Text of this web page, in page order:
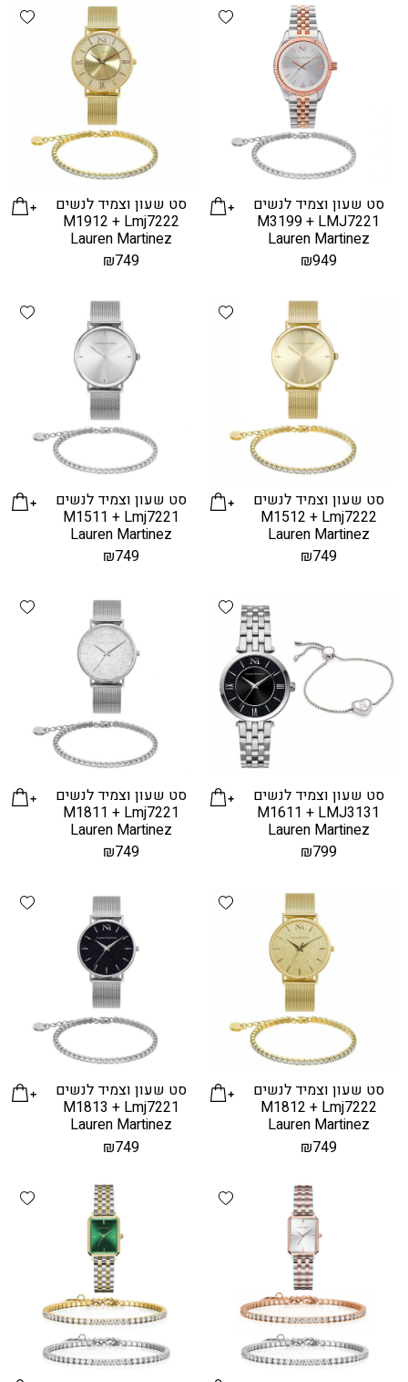
Add wishlist
סט שעון וצמיד לנשים
M3199 + LMJ7221
Lauren Martinez
₪949
סט שעון וצמיד לנשים
M1912 + Lmj7222
Lauren Martinez
₪749
Add wishlist
סט שעון וצמיד לנשים
M1512 + Lmj7222
Lauren Martinez
₪749
סט שעון וצמיד לנשים
M1511 + Lmj7221
Lauren Martinez
₪749
Add wishlist
סט שעון וצמיד לנשים
M1611 + LMJ3131
Lauren Martinez
₪799
סט שעון וצמיד לנשים
M1811 + Lmj7221
Lauren Martinez
₪749
Add wishlist
סט שעון וצמיד לנשים
M1812 + Lmj7222
Lauren Martinez
₪749
סט שעון וצמיד לנשים
M1813 + Lmj7221
Lauren Martinez
₪749
Add wishlist